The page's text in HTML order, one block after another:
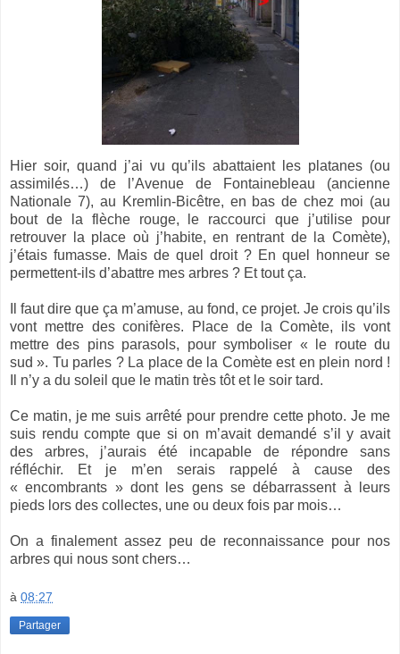
Hier soir, quand j’ai vu qu’ils abattaient les platanes (ou
assimilés…) de l’Avenue de Fontainebleau (ancienne
Nationale 7), au Kremlin-Bicêtre, en bas de chez moi (au
bout de la flèche rouge, le raccourci que j’utilise pour
retrouver la place où j’habite, en rentrant de la Comète),
j’étais fumasse. Mais de quel droit ? En quel honneur se
permettent-ils d’abattre mes arbres ? Et tout ça.
Il faut dire que ça m’amuse, au fond, ce projet. Je crois qu’ils
vont mettre des conifères. Place de la Comète, ils vont
mettre des pins parasols, pour symboliser « le route du
sud ». Tu parles ? La place de la Comète est en plein nord !
Il n’y a du soleil que le matin très tôt et le soir tard.
Ce matin, je me suis arrêté pour prendre cette photo. Je me
suis rendu compte que si on m’avait demandé s’il y avait
des arbres, j’aurais été incapable de répondre sans
réfléchir. Et je m’en serais rappelé à cause des
« encombrants » dont les gens se débarrassent à leurs
pieds lors des collectes, une ou deux fois par mois…
On a finalement assez peu de reconnaissance pour nos
arbres qui nous sont chers…
à 08:27
Partager